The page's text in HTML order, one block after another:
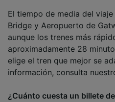
El tiempo de media del
Bridge y Aeropuerto de
aunque los trenes más
aproximadamente 28
elige el tren que mejor se
información, consulta
¿Cuánto cuesta un billete